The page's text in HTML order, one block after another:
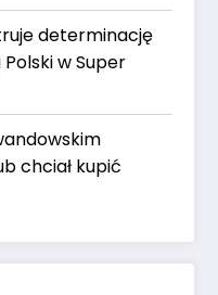
determinację
w Super
chciał kupić